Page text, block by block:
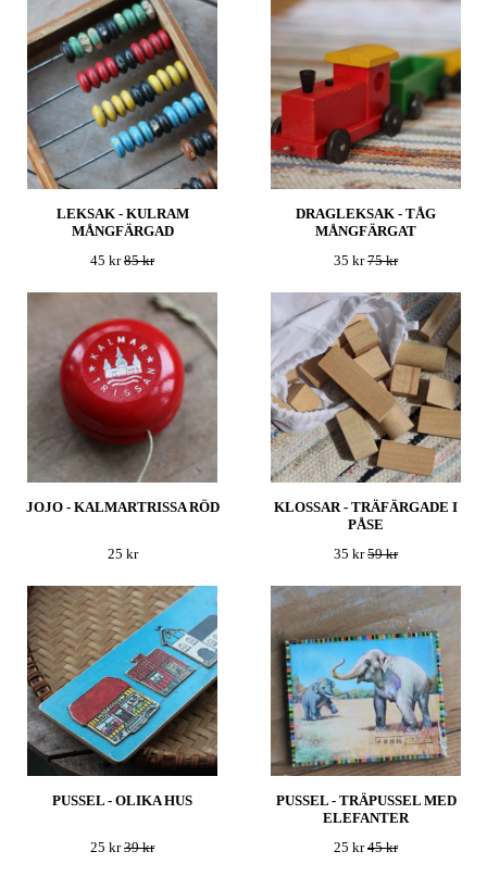
LEKSAK - KULRAM
MÅNGFÄRGAD
45 kr85 kr
DRAGLEKSAK - TÅG
MÅNGFÄRGAT
35 kr75 kr
JOJO - KALMARTRISSA RÖD
25 kr
KLOSSAR - TRÄFÄRGADE I
PÅSE
35 kr59 kr
PUSSEL - OLIKA HUS
25 kr39 kr
PUSSEL - TRÄPUSSEL MED
ELEFANTER
25 kr45 kr